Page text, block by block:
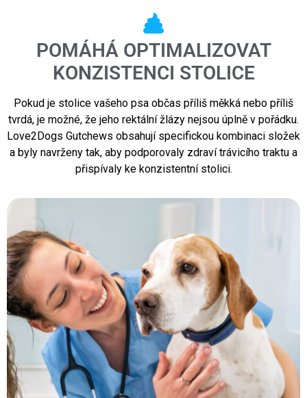
POMÁHÁ OPTIMALIZOVAT
KONZISTENCI STOLICE
Pokud je stolice vašeho psa občas příliš měkká nebo příliš
tvrdá, je možné, že jeho rektální žlázy nejsou úplně v pořádku.
Love2Dogs Gutchews obsahují specifickou kombinaci složek
a byly navrženy tak, aby podporovaly zdraví trávicího traktu a
přispívaly ke konzistentní stolici.